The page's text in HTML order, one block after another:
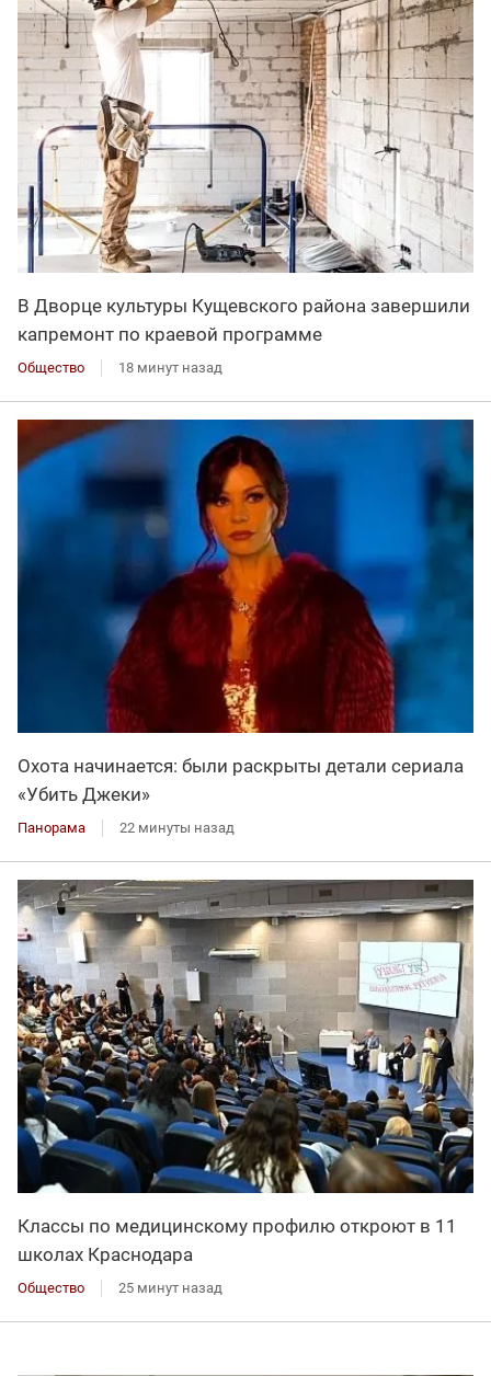
В Дворце культуры Кущевского района завершили
капремонт по краевой программе
Общество 18 минут назад
Охота начинается: были раскрыты детали сериала
«Убить Джеки»
Панорама 22 минуты назад
Классы по медицинскому профилю откроют в 11
школах Краснодара
Общество 25 минут назад